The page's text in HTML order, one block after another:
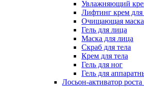
Увлажняющий
Лифтинг крем для
Очищающая маска
Гель для лица
Маска для лица
Скраб для тела
Крем для тела
Гель для ног
Гель для
Лосьон-активатор роста